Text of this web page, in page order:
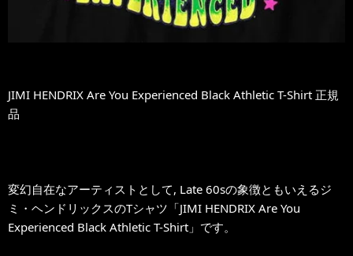
JIMI HENDRIX Are You Experienced Black Athletic T-Shirt 正規
品
変幻自在なアーティストとして, Late 60sの象徴ともいえるジ
ミ・ヘンドリックスのTシャツ「JIMI HENDRIX Are You
Experienced Black Athletic T-Shirt」です。